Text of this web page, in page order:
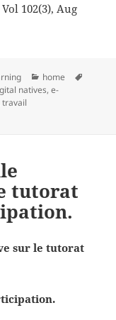
102(3), Aug
Catégories
home
natives,e-
travail
tutorat
sur le tutorat